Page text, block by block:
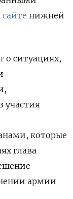
сайте нижней
о ситуациях,
участия
которые
глава
армии